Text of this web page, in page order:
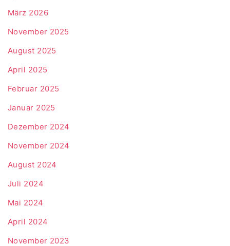
März 2026
November 2025
August 2025
April 2025
Februar 2025
Januar 2025
Dezember 2024
November 2024
August 2024
Juli 2024
Mai 2024
April 2024
November 2023